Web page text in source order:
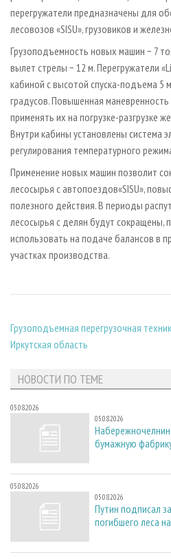
БИОЭНЕРГЕТИКА
ИНСТРУМЕНТ И МАТЕРИАЛЫ
RUSSIAN FORESTRY REVIEW
БИБЛИОТЕКА СПЕЦИАЛИСТА
перегружатели предназначены для
лесовозов «SISU», грузовиков и
Грузоподъемность новых машин − 7
вылет стрелы − 12 м. Перегружатели
кабиной с высотой спуска-подъема 5
градусов. Повышенная
применять их на погрузке-разгрузке
Внутри кабины установлены система
регулирования температурного
Применение новых машин позволит
лесосырья с автопоездов«SISU»,
полезного действия. В периоды
лесосырья с делян будут сокращены,
использовать на подаче балансов в
участках производства.
Грузоподъемная перегрузочная
Иркутская область
НОВОСТИ ПО ТЕМЕ
05.08.2026
05.08.2026
бумажную
05.08.2026
05.08.2026
Путин подписал
погибшего леса